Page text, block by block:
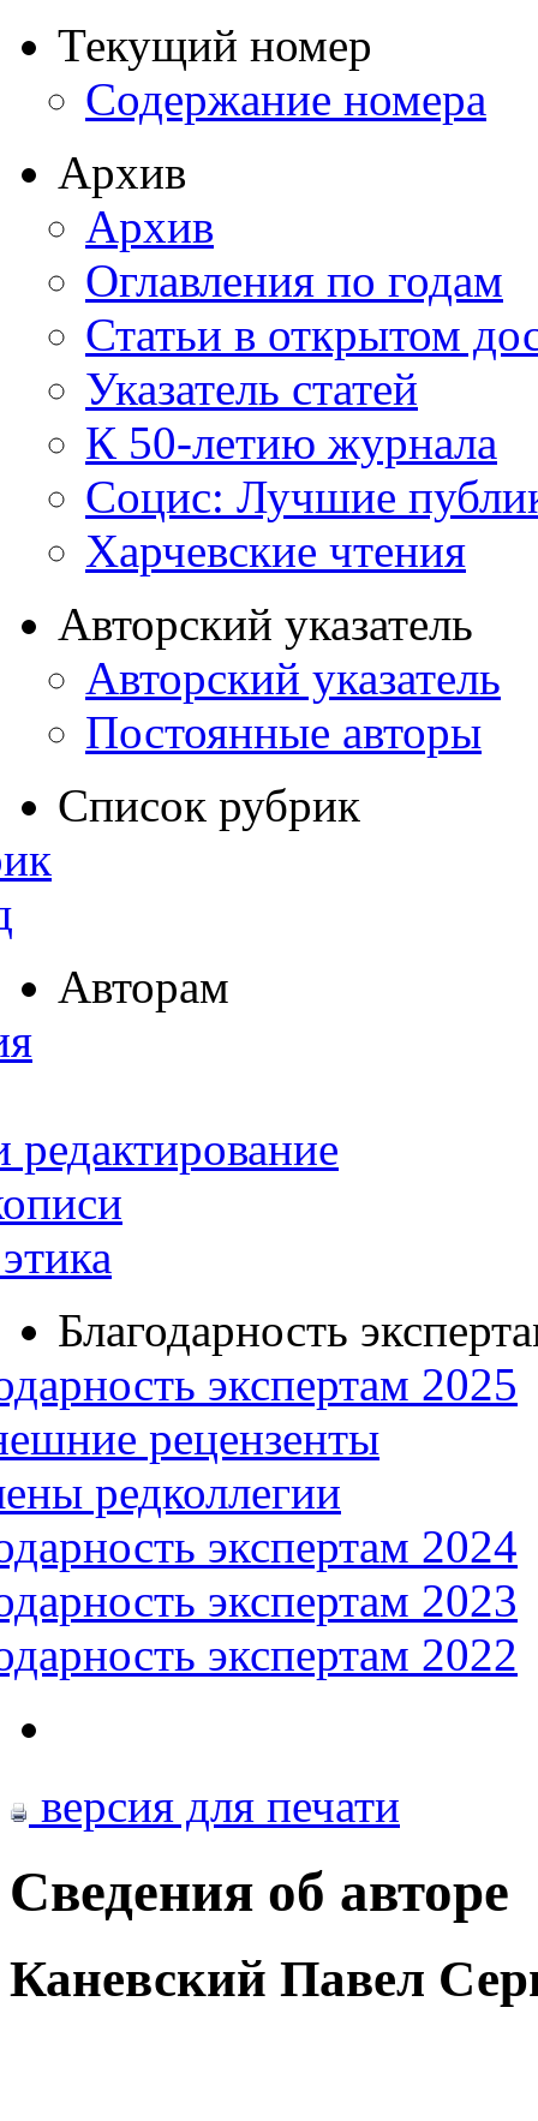
Текущий номер
Содержание номера
Архив
Архив
Оглавления по годам
Статьи в открытом
Указатель статей
К 50-летию журнала
Социс: Лучшие
Харчевские чтения
Авторский указатель
Авторский указатель
Постоянные авторы
Список рубрик
Авторам
редактирование
Благодарность
экспертам 2025
рецензенты
редколлегии
экспертам 2024
экспертам 2023
экспертам 2022
версия для печати
Сведения об авторе
Каневский Павел